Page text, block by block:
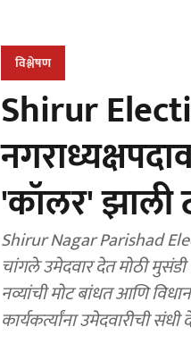
विश्लेषण
Shirur
'कॉलर' झाली
Shirur Nagar Parishad
चांगले उमेदवार देत मोठी
नव्यांची मोट बांधत आणि
कार्यकर्त्यांना उमेदवारीची